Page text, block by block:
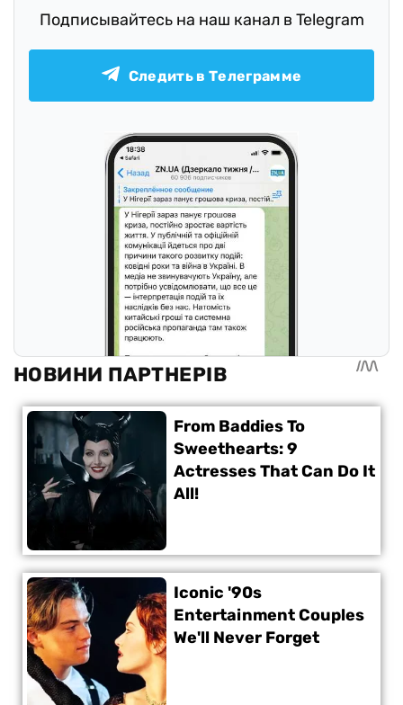
Подписывайтесь на наш канал в Telegram
Следить в Телеграмме